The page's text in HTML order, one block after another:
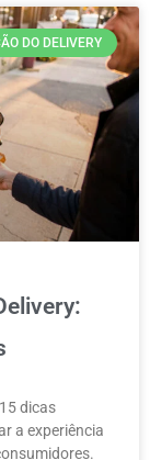
DO DELIVERY
dicas
a experiência